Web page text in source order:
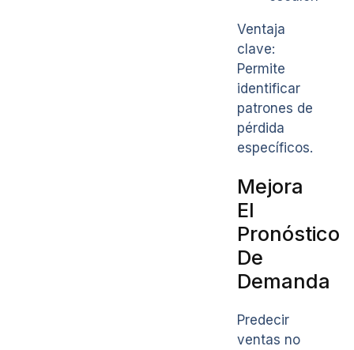
Ventaja
clave:
Permite
identificar
patrones de
pérdida
específicos.
Mejora
El
Pronóstico
De
Demanda
Predecir
ventas no